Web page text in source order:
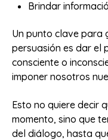
Brindar
Un punto clave para
persuasión es dar el
consciente o
imponer nosotros
Esto no quiere decir
momento, sino que
del diálogo, hasta